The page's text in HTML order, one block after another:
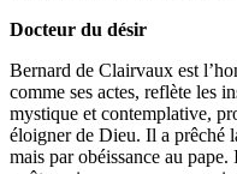
Docteur du désir
Bernard de Clairvaux est
comme ses actes, reflète les
mystique et contemplative,
éloigner de Dieu. Il a prêché
mais par obéissance au